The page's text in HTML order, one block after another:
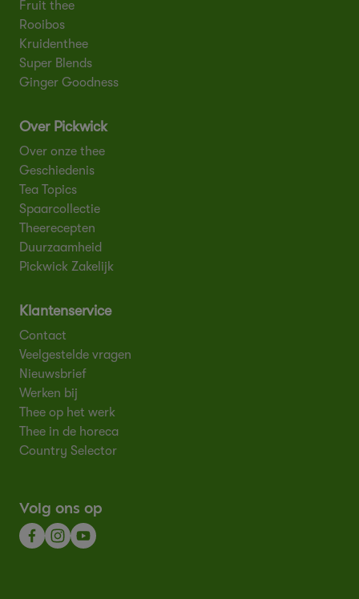
Fruit thee
Rooibos
Kruidenthee
Super Blends
Ginger Goodness
Over Pickwick
Over onze thee
Geschiedenis
Tea Topics
Spaarcollectie
Theerecepten
Duurzaamheid
Pickwick Zakelijk
Klantenservice
Contact
Veelgestelde vragen
Nieuwsbrief
Werken bij
Thee op het werk
Thee in de horeca
Country Selector
Volg ons op